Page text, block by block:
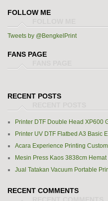
FOLLOW ME
Tweets by @BengkelPrint
FANS PAGE
RECENT POSTS
Printer DTF Double Head XP600
Printer UV DTF Flatbed A3 Basic
Acara Experience Printing
Mesin Press Kaos 3838cm
Jual Tatakan Vacuum Portable
RECENT COMMENTS